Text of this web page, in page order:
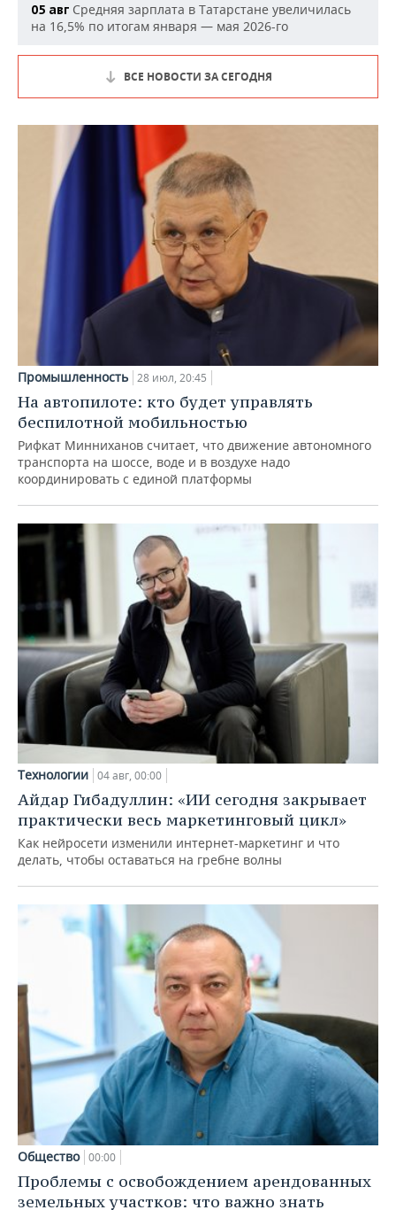
05 авг Средняя зарплата в Татарстане увеличилась
на 16,5% по итогам января — мая 2026-го
ВСЕ НОВОСТИ ЗА СЕГОДНЯ
Промышленность 28 июл, 20:45
На автопилоте: кто будет управлять
беспилотной мобильностью
Рифкат Минниханов считает, что движение автономного
транспорта на шоссе, воде и в воздухе надо
координировать с единой платформы
Технологии 04 авг, 00:00
Айдар Гибадуллин: «ИИ сегодня закрывает
практически весь маркетинговый цикл»
Как нейросети изменили интернет-маркетинг и что
делать, чтобы оставаться на гребне волны
Общество 00:00
Проблемы с освобождением арендованных
земельных участков: что важно знать